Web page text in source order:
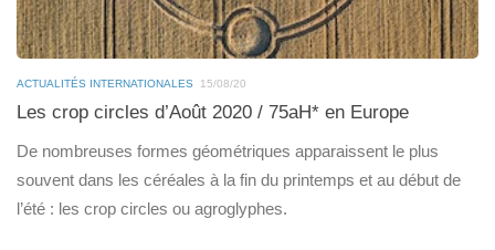
ACTUALITÉS INTERNATIONALES 15/08/20
Les crop circles d’Août 2020 / 75aH* en Europe
De nombreuses formes géométriques apparaissent le plus
souvent dans les céréales à la fin du printemps et au début de
l’été : les crop circles ou agroglyphes.